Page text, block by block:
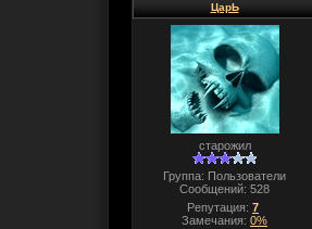
ЦарЬ
старожил
Группа: Пользователи
Сообщений: 528
Репутация: 7
Замечания: 0%